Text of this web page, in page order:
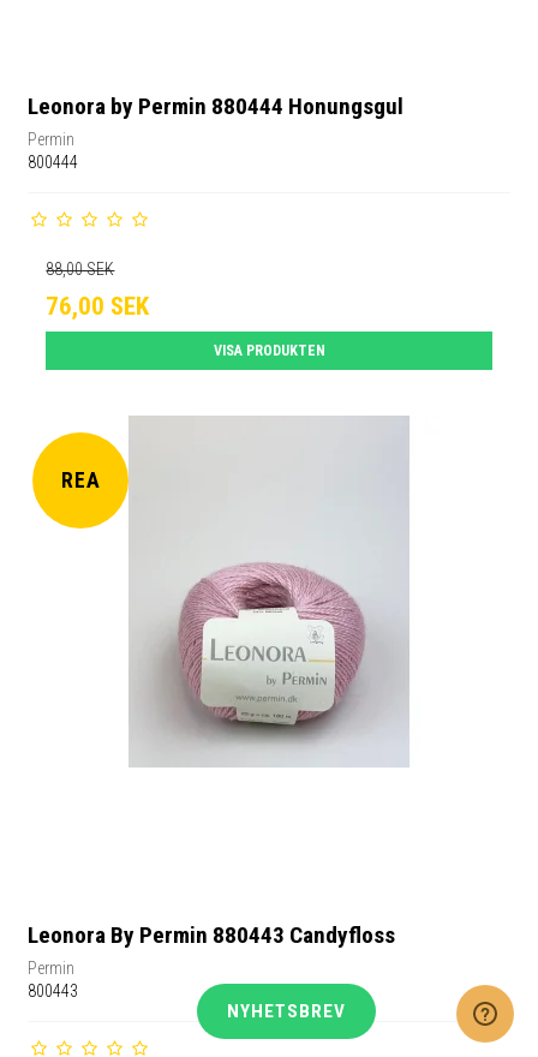
Leonora by Permin 880444 Honungsgul
Permin
800444
88,00 SEK
76,00 SEK
VISA PRODUKTEN
REA
Leonora By Permin 880443 Candyfloss
Permin
800443
NYHETSBREV